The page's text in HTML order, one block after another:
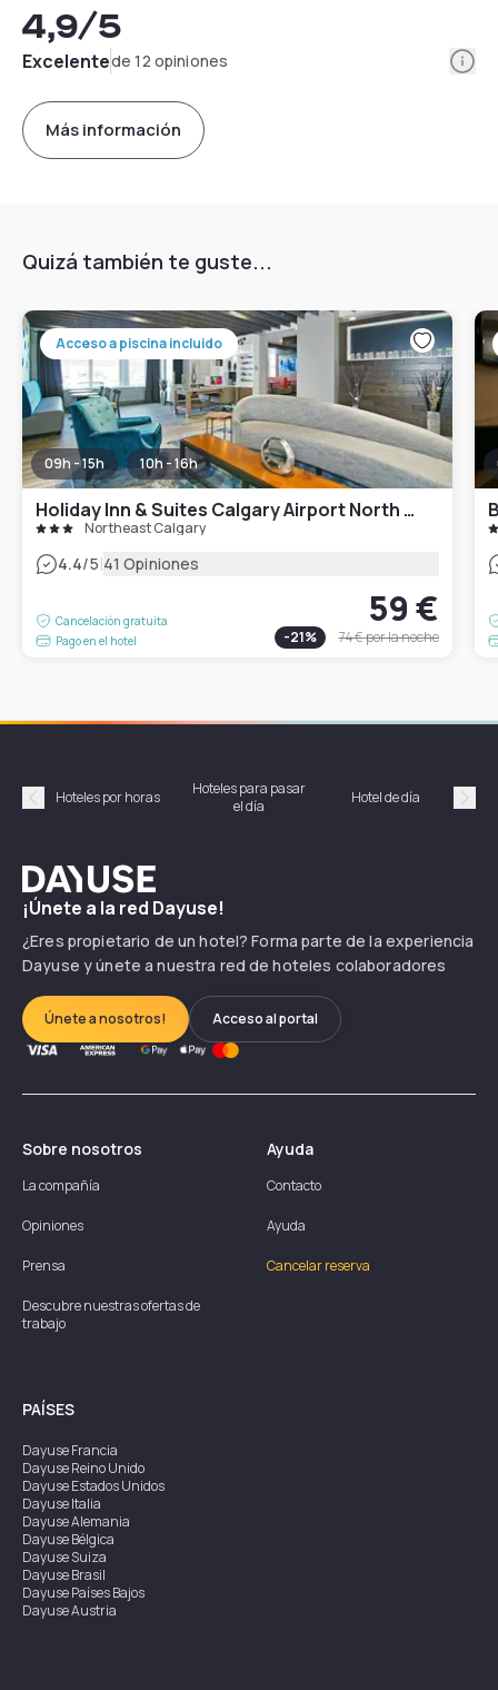
4,9/5
Excelentede 12 opiniones
Más información
Quizá también te guste...
Acceso a piscina incluido
09h - 15h 10h - 16h
Holiday Inn & Suites Calgary Airport North by IHG
Northeast Calgary
4.4/5|41 Opiniones
Cancelación gratuita
Pago en el hotel
59 €
-21% 74 €por la noche
Précédent
Hoteles por horas
Hoteles para pasar
el día
Hotel de día
Dayuse
¡Únete a la red Dayuse!
¿Eres propietario de un hotel? Forma parte de la experiencia
Dayuse y únete a nuestra red de hoteles colaboradores
Únete a nosotros! Acceso al portal
Sobre nosotros
La compañía
Opiniones
Prensa
Descubre nuestras ofertas de
trabajo
Ayuda
Contacto
Ayuda
Cancelar reserva
PAÍSES
DayuseFrancia
DayuseReino Unido
DayuseEstados Unidos
DayuseItalia
DayuseAlemania
DayuseBélgica
DayuseSuiza
DayuseBrasil
DayusePaíses Bajos
DayuseAustria